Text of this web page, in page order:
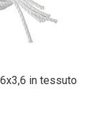
in tessuto